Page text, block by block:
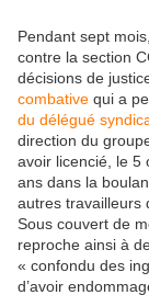
Pendant sept
contre la section
décisions de
combative qui a
du délégué
direction du
avoir licencié, le 5
ans dans la
autres travailleurs
Sous couvert de
reproche ainsi à
« confondu des
d’avoir